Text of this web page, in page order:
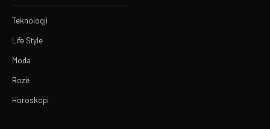
Teknologji
Life Style
Moda
Rozë
Horoskopi